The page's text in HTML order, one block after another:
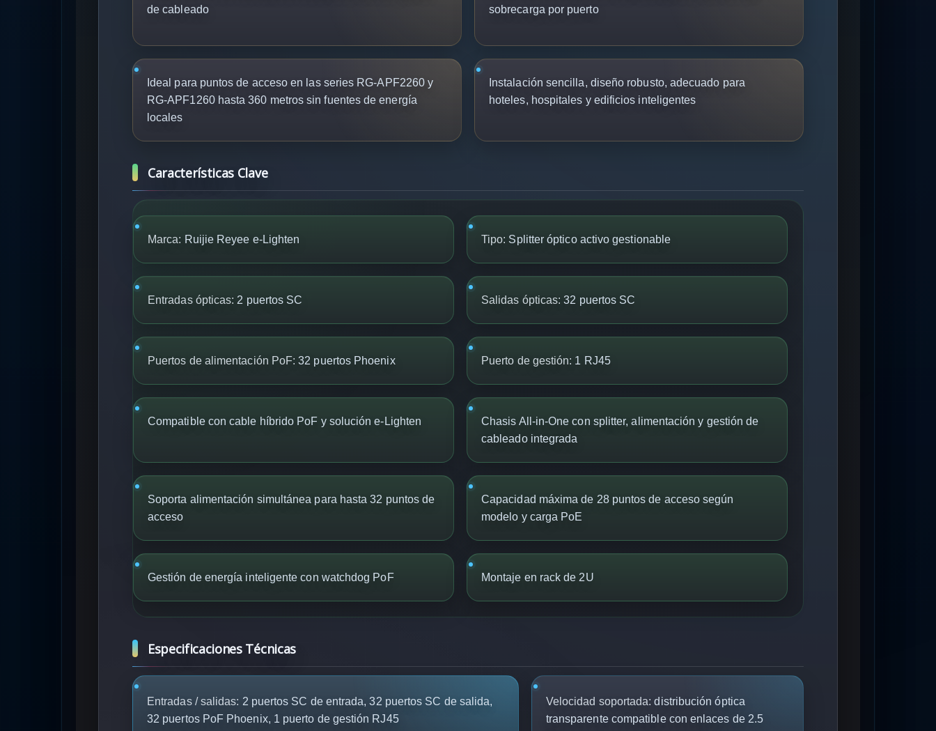
de cableado
sobrecarga por puerto
Ideal para puntos de acceso en las series RG-APF2260 y
RG-APF1260 hasta 360 metros sin fuentes de energía
locales
Instalación sencilla, diseño robusto, adecuado para
hoteles, hospitales y edificios inteligentes
Características Clave
Marca: Ruijie Reyee e-Lighten Tipo: Splitter óptico activo gestionable
Entradas ópticas: 2 puertos SC Salidas ópticas: 32 puertos SC
Puertos de alimentación PoF: 32 puertos Phoenix Puerto de gestión: 1 RJ45
Compatible con cable híbrido PoF y solución e-Lighten
Chasis All-in-One con splitter, alimentación y gestión de
cableado integrada
Soporta alimentación simultánea para hasta 32 puntos de
acceso
Capacidad máxima de 28 puntos de acceso según
modelo y carga PoE
Gestión de energía inteligente con watchdog PoF Montaje en rack de 2U
Especificaciones Técnicas
Entradas / salidas: 2 puertos SC de entrada, 32 puertos SC de salida,
32 puertos PoF Phoenix, 1 puerto de gestión RJ45
Velocidad soportada: distribución óptica
transparente compatible con enlaces de 2.5